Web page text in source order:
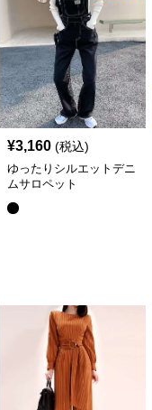
¥3,160 (税込)
ゆったりシルエットデニ
ムサロペット